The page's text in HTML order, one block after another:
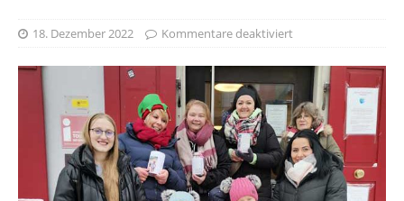
18. Dezember 2022 Kommentare deaktiviert